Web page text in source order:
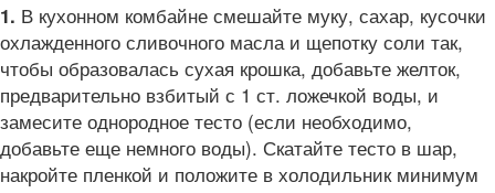
1. В кухонном комбайне смешайте муку, сахар, кусочки
охлажденного сливочного масла и щепотку соли так,
чтобы образовалась сухая крошка, добавьте желток,
предварительно взбитый с 1 ст. ложечкой воды, и
замесите однородное тесто (если необходимо,
добавьте еще немного воды). Скатайте тесто в шар,
накройте пленкой и положите в холодильник минимум